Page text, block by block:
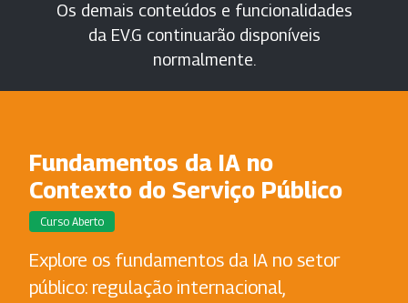
Os demais conteúdos e funcionalidades
da EV.G continuarão disponíveis
normalmente.
Fundamentos da IA no
Contexto do Serviço Público
Curso Aberto
Explore os fundamentos da IA no setor
público: regulação internacional,